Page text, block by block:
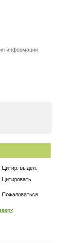
информации
Цитир. выдел.
Цитировать
Пожаловаться